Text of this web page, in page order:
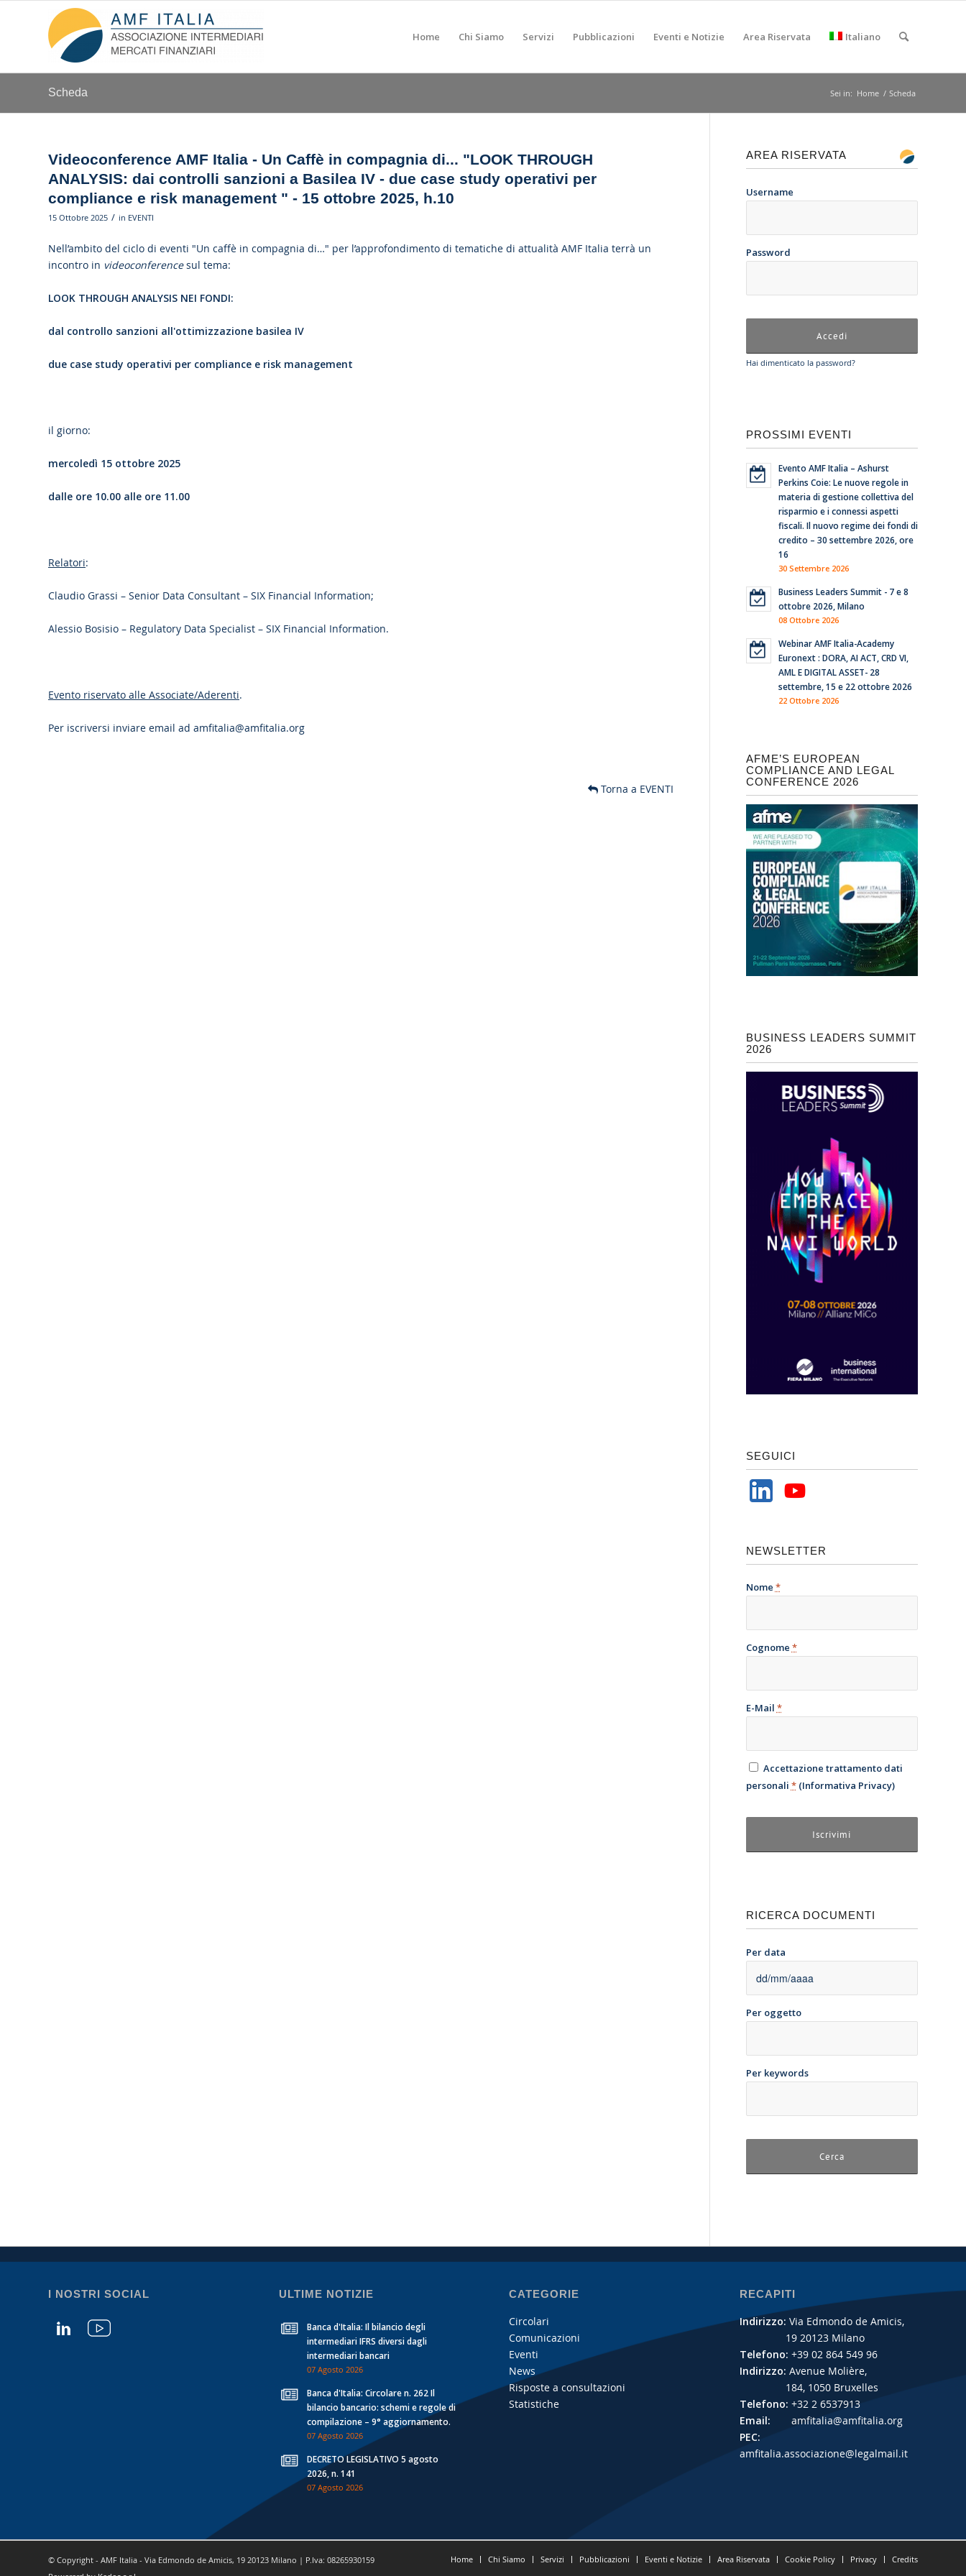
Home Chi Siamo Servizi Pubblicazioni Eventi e Notizie Area Riservata Italiano
Scheda Sei in: Home / Scheda
Videoconference AMF Italia - Un Caffè in compagnia di... "LOOK THROUGH
ANALYSIS: dai controlli sanzioni a Basilea IV - due case study operativi per
compliance e risk management " - 15 ottobre 2025, h.10
15 Ottobre 2025 / in EVENTI
Nell’ambito del ciclo di eventi "Un caffè in compagnia di…" per l’approfondimento di tematiche di attualità AMF Italia terrà un
incontro in videoconferencesul tema:
LOOK THROUGH ANALYSIS NEI FONDI:
dal controllo sanzioni all'ottimizzazione basilea IV
due case study operativi per compliance e risk management
il giorno:
mercoledì 15 ottobre 2025
dalle ore 10.00 alle ore 11.00
Relatori:
Claudio Grassi – Senior Data Consultant – SIX Financial Information;
Alessio Bosisio – Regulatory Data Specialist – SIX Financial Information.
Evento riservato alle Associate/Aderenti.
Per iscriversi inviare email ad amfitalia@amfitalia.org
Torna a EVENTI
AREA RISERVATA
Username
Password
Hai dimenticato la password?
PROSSIMI EVENTI
Evento AMF Italia – Ashurst
Perkins Coie: Le nuove regole in
materia di gestione collettiva del
risparmio e i connessi aspetti
fiscali. Il nuovo regime dei fondi di
credito – 30 settembre 2026, ore
16
30 Settembre 2026
Business Leaders Summit - 7 e 8
ottobre 2026, Milano
08 Ottobre 2026
Webinar AMF Italia-Academy
Euronext : DORA, AI ACT, CRD VI,
AML E DIGITAL ASSET- 28
settembre, 15 e 22 ottobre 2026
22 Ottobre 2026
AFME’S EUROPEAN
COMPLIANCE AND LEGAL
CONFERENCE 2026
BUSINESS LEADERS SUMMIT
2026
SEGUICI
NEWSLETTER
Nome *
Cognome *
E-Mail *
Accettazione trattamento dati
personali *(Informativa Privacy)
RICERCA DOCUMENTI
Per data
Per oggetto
Per keywords
I NOSTRI SOCIAL ULTIME NOTIZIE
Banca d'Italia: Il bilancio degli
intermediari IFRS diversi dagli
intermediari bancari
07 Agosto 2026
Banca d'Italia: Circolare n. 262 Il
bilancio bancario: schemi e regole di
compilazione – 9° aggiornamento.
07 Agosto 2026
DECRETO LEGISLATIVO 5 agosto
2026, n. 141
07 Agosto 2026
CATEGORIE
Circolari
Comunicazioni
Eventi
News
Risposte a consultazioni
Statistiche
RECAPITI
Indirizzo: Via Edmondo de Amicis,
19 20123 Milano
Telefono: +39 02 864 549 96
Indirizzo: Avenue Molière,
184, 1050 Bruxelles
Telefono: +32 2 6537913
Email:
amfitalia@amfitalia.org
PEC:
amfitalia.associazione@legalmail.it
© Copyright - AMF Italia - Via Edmondo de Amicis, 19 20123 Milano | P.Iva: 08265930159
Home Chi Siamo Servizi Pubblicazioni Eventi e Notizie Area Riservata Cookie Policy Privacy Credits